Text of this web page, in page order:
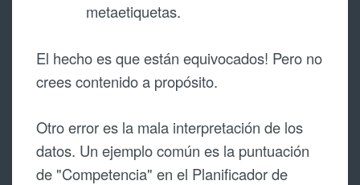
metaetiquetas.
El hecho es que están equivocados! Pero no
crees contenido a propósito.
Otro error es la mala interpretación de los
datos. Un ejemplo común es la puntuación
de "Competencia" en el Planificador de